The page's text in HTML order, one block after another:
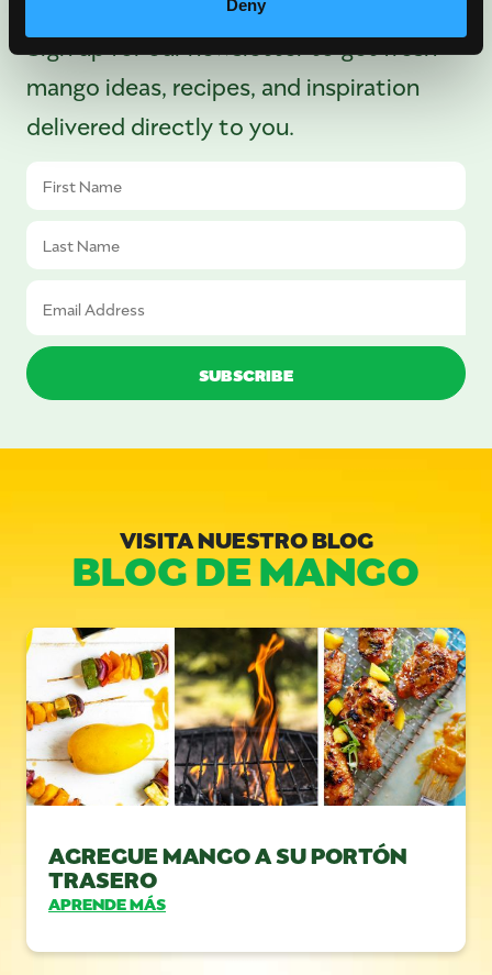
Deny
Sign up for our newsletter to get fresh
mango ideas, recipes, and inspiration
delivered directly to you.
VISITA NUESTRO BLOG
BLOG DE MANGO
AGREGUE MANGO A SU PORTÓN
TRASERO
APRENDE MÁS